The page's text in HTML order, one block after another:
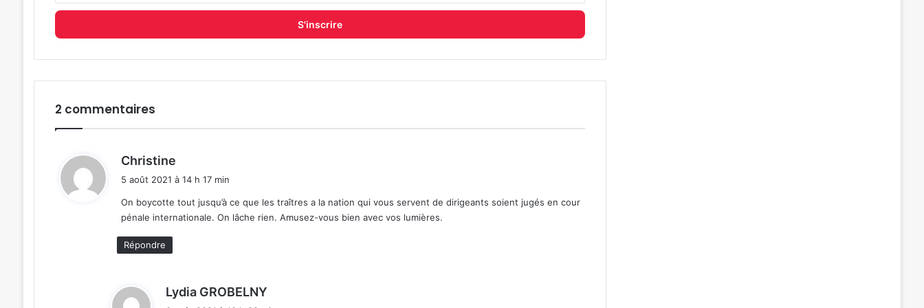
adresse
mail
2 commentaires
Christine
i
:
5 août 2021 à 14 h 17 min
On boycotte tout jusqu’à ce que les traîtres a la nation qui vous servent de dirigeants soient jugés en cour
pénale internationale. On lâche rien. Amusez-vous bien avec vos lumières.
Répondre
Lydia GROBELNY